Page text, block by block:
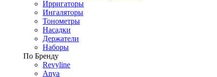
Ирригаторы
Ингаляторы
Тонометры
Насадки
Держатели
Наборы
По Бренду
Revyline
Anya